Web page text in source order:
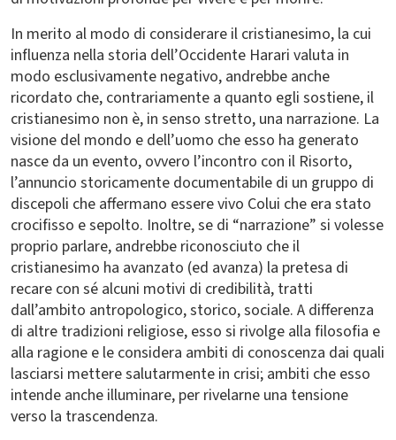
In merito al modo di considerare il cristianesimo, la cui
influenza nella storia dell’Occidente Harari valuta in
modo esclusivamente negativo, andrebbe anche
ricordato che, contrariamente a quanto egli sostiene, il
cristianesimo non è, in senso stretto, una narrazione. La
visione del mondo e dell’uomo che esso ha generato
nasce da un evento, ovvero l’incontro con il Risorto,
l’annuncio storicamente documentabile di un gruppo di
discepoli che affermano essere vivo Colui che era stato
crocifisso e sepolto. Inoltre, se di “narrazione” si volesse
proprio parlare, andrebbe riconosciuto che il
cristianesimo ha avanzato (ed avanza) la pretesa di
recare con sé alcuni motivi di credibilità, tratti
dall’ambito antropologico, storico, sociale. A differenza
di altre tradizioni religiose, esso si rivolge alla filosofia e
alla ragione e le considera ambiti di conoscenza dai quali
lasciarsi mettere salutarmente in crisi; ambiti che esso
intende anche illuminare, per rivelarne una tensione
verso la trascendenza.